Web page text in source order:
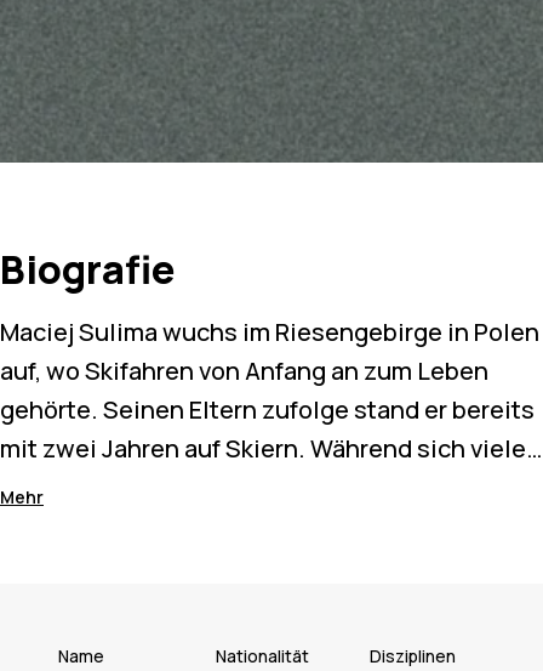
Biografie
Maciej Sulima wuchs im Riesengebirge in Polen
auf, wo Skifahren von Anfang an zum Leben
gehörte. Seinen Eltern zufolge stand er bereits
mit zwei Jahren auf Skiern. Während sich viele
Kinder um ihn herum auf den Rennsport
zu seinem Spielplatz.
Mehr
Name Nationalität Disziplinen